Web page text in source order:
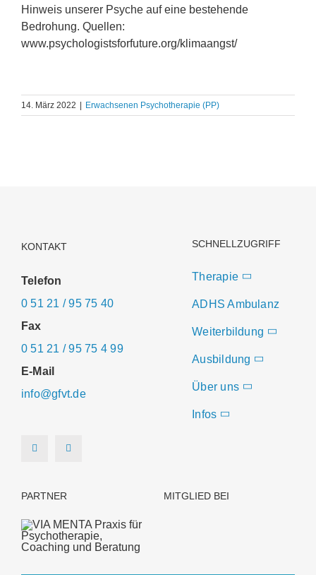
Hinweis unserer Psyche auf eine bestehende
Bedrohung. Quellen:
www.psychologistsforfuture.org/klimaangst/
14. März 2022 Erwachsenen Psychotherapie (PP)
KONTAKT
Telefon
0 51 21 / 95 75 40
Fax
0 51 21 / 95 75 4 99
E-Mail
info@gfvt.de
SCHNELLZUGRIFF
Therapie
ADHS Ambulanz
Weiterbildung
Ausbildung
Über uns
Infos
MITGLIED BEI
PARTNER